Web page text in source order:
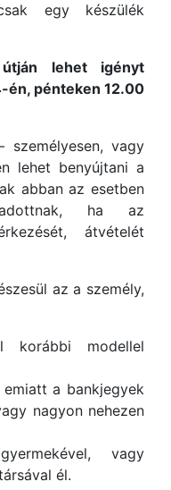
egy készülék
lehet igényt
én, pénteken 12.00
vagy
lehet benyújtani a
abban az esetben
ha az
átvételét
az a személy,
korábbi modellel
a bankjegyek
nagyon nehezen
vagy
él.